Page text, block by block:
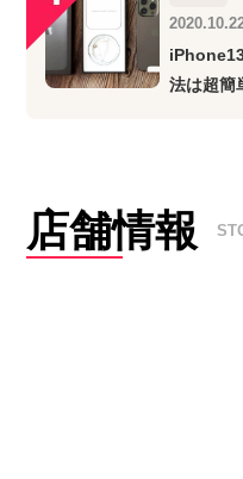
法は超簡
店舗情報